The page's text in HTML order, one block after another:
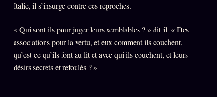
Italie, il s’insurge contre ces reproches.
« Qui sont-ils pour juger leurs semblables ? » dit-il. « Des
associations pour la vertu, et eux comment ils couchent,
qu’est-ce qu’ils font au lit et avec qui ils couchent, et leurs
désirs secrets et refoulés ? »